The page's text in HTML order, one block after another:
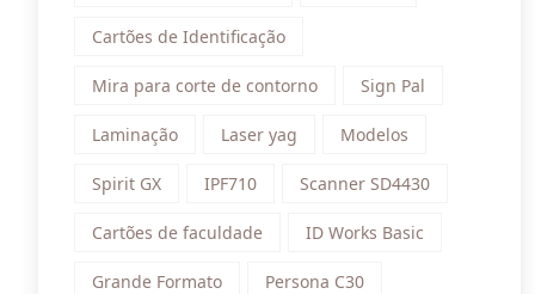
Cartões de Identificação
Mira para corte de contorno Sign Pal
Laminação Laser yag Modelos
Spirit GX IPF710 Scanner SD4430
Cartões de faculdade ID Works Basic
Grande Formato Persona C30